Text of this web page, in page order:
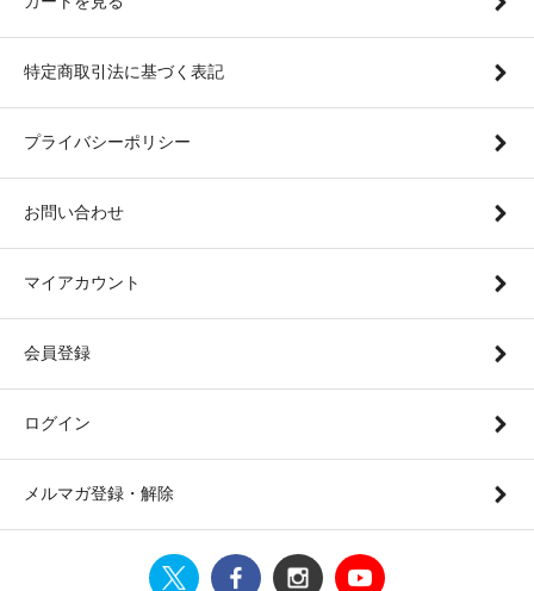
特定商取引法に基づく表記
プライバシーポリシー
お問い合わせ
マイアカウント
会員登録
ログイン
メルマガ登録・解除